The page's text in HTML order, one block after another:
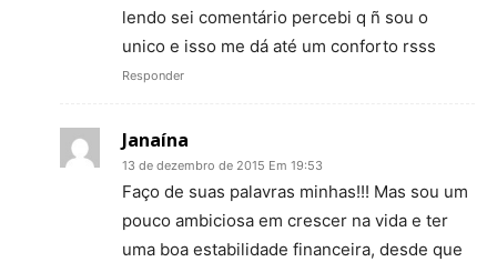
lendo sei comentário percebi q ñ sou o
unico e isso me dá até um conforto rsss
Responder
Janaína
13 de dezembro de 2015 Em 19:53
Faço de suas palavras minhas!!! Mas sou um
pouco ambiciosa em crescer na vida e ter
uma boa estabilidade financeira, desde que